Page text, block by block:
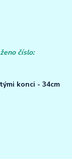
číslo:
konci - 34cm